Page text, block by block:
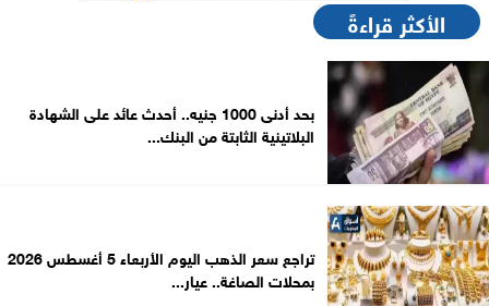
الأكثر قراءةً
بحد أدنى 1000 جنيه.. أحدث عائد على الشهادة
البلاتينية الثابتة من البنك...
تراجع سعر الذهب اليوم الأربعاء 5 أغسطس 2026
بمحلات الصاغة.. عيار...